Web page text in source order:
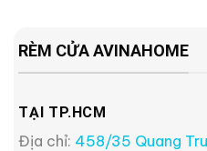
RÈM CỬA AVINAHOME
TẠI TP.HCM
Địa chỉ: 458/35 Quang